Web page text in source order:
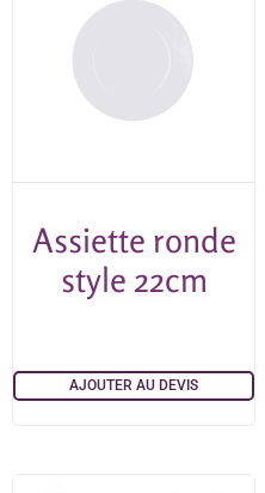
Assiette ronde
style 22cm
AJOUTER AU DEVIS